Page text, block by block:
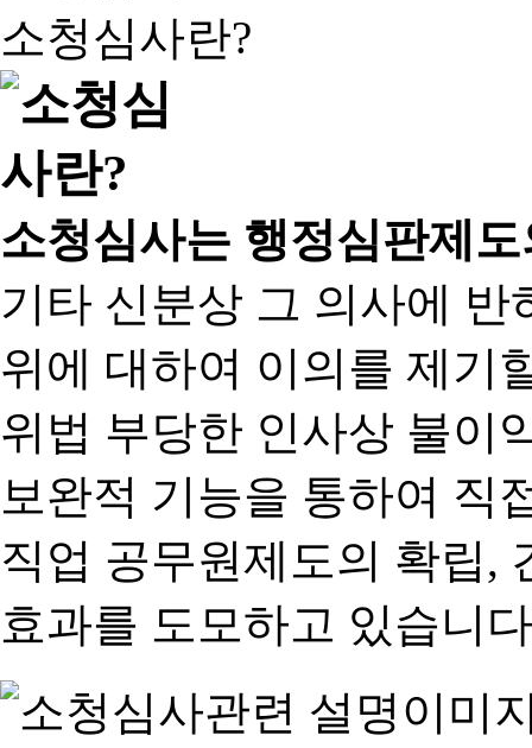
소청심사란?
소청심사는 행정심판제
기타 신분상 그 의사에
위에 대하여 이의를 제기
위법 부당한 인사상 불이
보완적 기능을 통하여 직
직업 공무원제도의 확립,
효과를 도모하고 있습니